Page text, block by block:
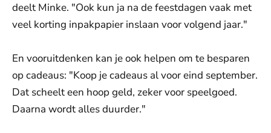
deelt Minke. "Ook kun ja na de feestdagen vaak met
veel korting inpakpapier inslaan voor volgend jaar."
En vooruitdenken kan je ook helpen om te besparen
op cadeaus: "Koop je cadeaus al voor eind september.
Dat scheelt een hoop geld, zeker voor speelgoed.
Daarna wordt alles duurder."